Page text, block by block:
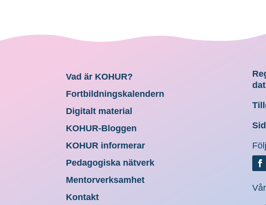
Vad är KOHUR?
Fortbildningskalendern
Digitalt material
KOHUR-Bloggen
KOHUR informerar
Pedagogiska nätverk
Mentorverksamhet
Kontakt